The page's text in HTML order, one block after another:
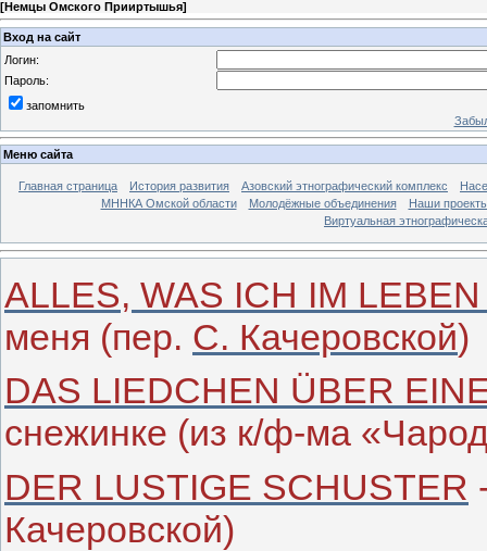
[Немцы Омского Прииртышья]
Вход на сайт
Логин:
Пароль:
запомнить
Меню сайта
Главная страница История развития Азовский этнографический комплекс
МННКА Омской области
Молодёжные объединения
Наши
Виртуальная
ALLES, WAS ICH IM
меня (пер. С. Качеровской)
DAS LIEDCHEN ÜBER
снежинке (из к/ф-ма
DER LUSTIGE SCHUSTER
Качеровской)